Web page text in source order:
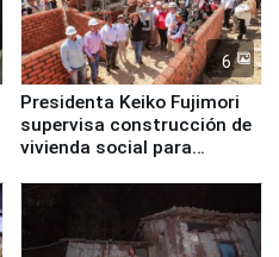
6
Presidenta Keiko Fujimori
supervisa construcción de
vivienda social para